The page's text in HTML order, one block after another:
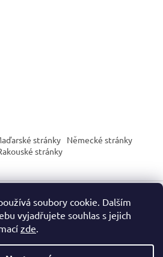
soubory cookie. Dalším
vyjadřujete souhlas s jejich
zde.
stránky
Německé stránky
stránky
Vytvořil Shoptet
. Všechna práva vyhrazena.